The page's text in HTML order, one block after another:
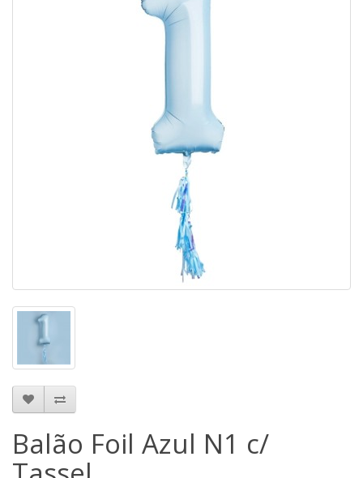
Balão Foil Azul N1 c/